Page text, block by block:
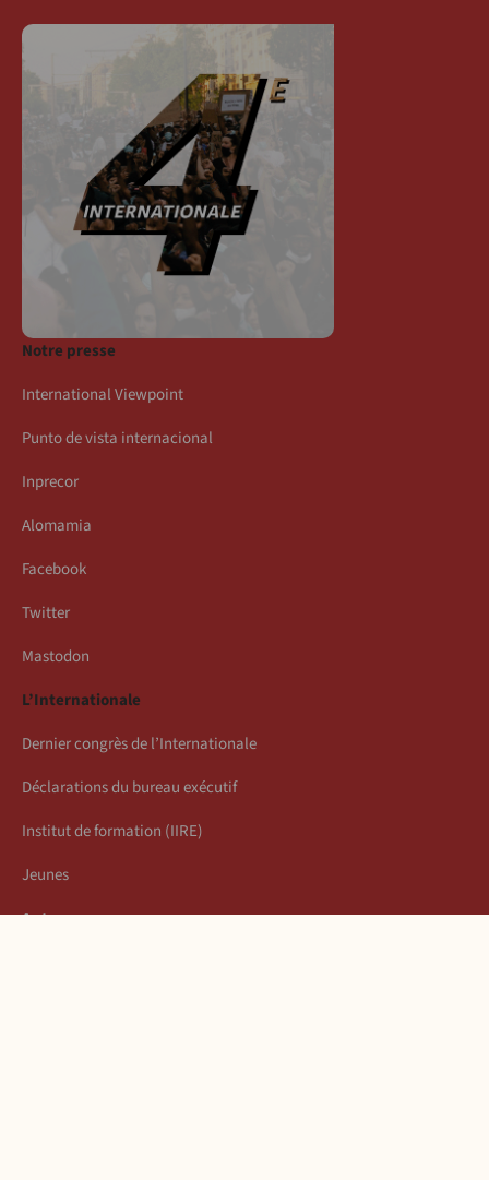
Notre presse
International Viewpoint
Punto de vista internacional
Inprecor
Alomamia
Facebook
Twitter
Mastodon
L’Internationale
Dernier congrès de l’Internationale
Déclarations du bureau exécutif
Institut de formation (IIRE)
Jeunes
Auteurs